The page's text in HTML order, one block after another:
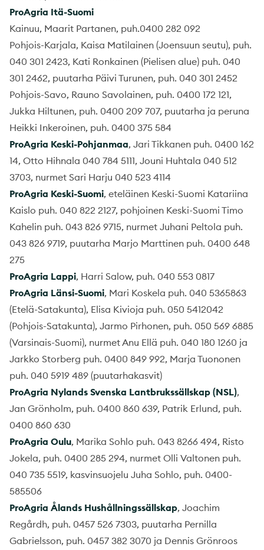
ProAgria Itä-Suomi
Kainuu, Maarit Partanen, puh.0400 282 092
Pohjois-Karjala, Kaisa Matilainen (Joensuun seutu), puh.
040 301 2423, Kati Ronkainen (Pielisen alue) puh. 040
301 2462, puutarha Päivi Turunen, puh. 040 301 2452
Pohjois-Savo, Rauno Savolainen, puh. 0400 172 121,
Jukka Hiltunen, puh. 0400 209 707, puutarha ja peruna
Heikki Inkeroinen, puh. 0400 375 584
ProAgria Keski-Pohjanmaa, Jari Tikkanen puh. 0400 162
14, Otto Hihnala 040 784 5111, Jouni Huhtala 040 512
3703, nurmet Sari Harju 040 523 4114
ProAgria Keski-Suomi, eteläinen Keski-Suomi Katariina
Kaislo puh. 040 822 2127, pohjoinen Keski-Suomi Timo
Kahelin puh. 043 826 9715, nurmet Juhani Peltola puh.
043 826 9719, puutarha Marjo Marttinen puh. 0400 648
275
ProAgria Lappi, Harri Salow, puh. 040 553 0817
ProAgria Länsi-Suomi, Mari Koskela puh. 040 5365863
(Etelä-Satakunta), Elisa Kivioja puh. 050 5412042
(Pohjois-Satakunta), Jarmo Pirhonen, puh. 050 569 6885
(Varsinais-Suomi), nurmet Anu Ellä puh. 040 180 1260 ja
Jarkko Storberg puh. 0400 849 992, Marja Tuononen
puh. 040 5919 489 (puutarhakasvit)
ProAgria Nylands Svenska Lantbrukssällskap (NSL),
Jan Grönholm, puh. 0400 860 639, Patrik Erlund, puh.
0400 860 630
ProAgria Oulu, Marika Sohlo puh. 043 8266 494, Risto
Jokela, puh. 0400 285 294, nurmet Olli Valtonen puh.
040 735 5519, kasvinsuojelu Juha Sohlo, puh. 0400-
585506
ProAgria Ålands Hushållningssällskap, Joachim
Regårdh, puh. 0457 526 7303, puutarha Pernilla
Gabrielsson, puh. 0457 382 3070 ja Dennis Grönroos